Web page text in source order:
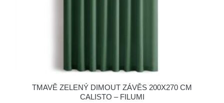
TMAVĚ ZELENÝ DIMOUT ZÁVĚS 200X270 CM
CALISTO – FILUMI